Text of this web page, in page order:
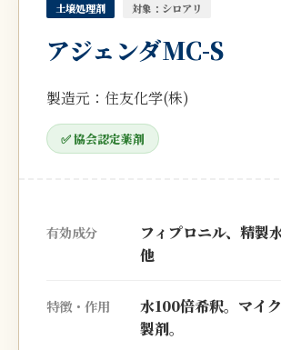
土壌処理剤 対象：シロアリ
アジェンダMC-S
製造元：住友化学(株)
✅ 協会認定薬剤
有効成分
フィプロニル、精製
他
特徴・作用
水100倍希釈。マイ
製剤。